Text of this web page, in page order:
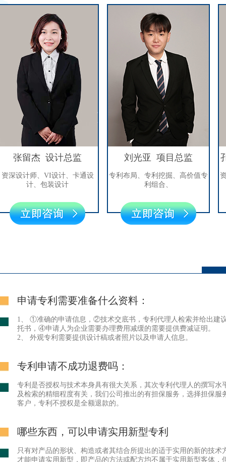
杰 设计总监
师、VI设计、卡通设
计、包装设计
刘光亚 项目总监
专利布局、专利挖掘、高价值专
利组合、
孔祥
资深专
申请专利需要准备什么资料：
1、 ①准确的申请信息，②技术交底书，专利代理人检索并给出建
托书，④申请人为企业需要办理费用减缓的需要提供费减证明。
2、 外观专利需要提供设计稿或者照片以及申请人信息。
专利申请不成功退费吗：
专利是否授权与技术本身具有很大关系，其次专利代理人的撰写水
及检索的精细程度有关，我们公司推出的有担保服务，选择担保服
客户，专利不授权是全额退款的。
哪些东西，可以申请实用新型专利
只有对产品的形状、构造或者其结合所提出的适于实用的新的技术
才能申请实用新型，即产品的方法或配方均不属于实用新型客体，